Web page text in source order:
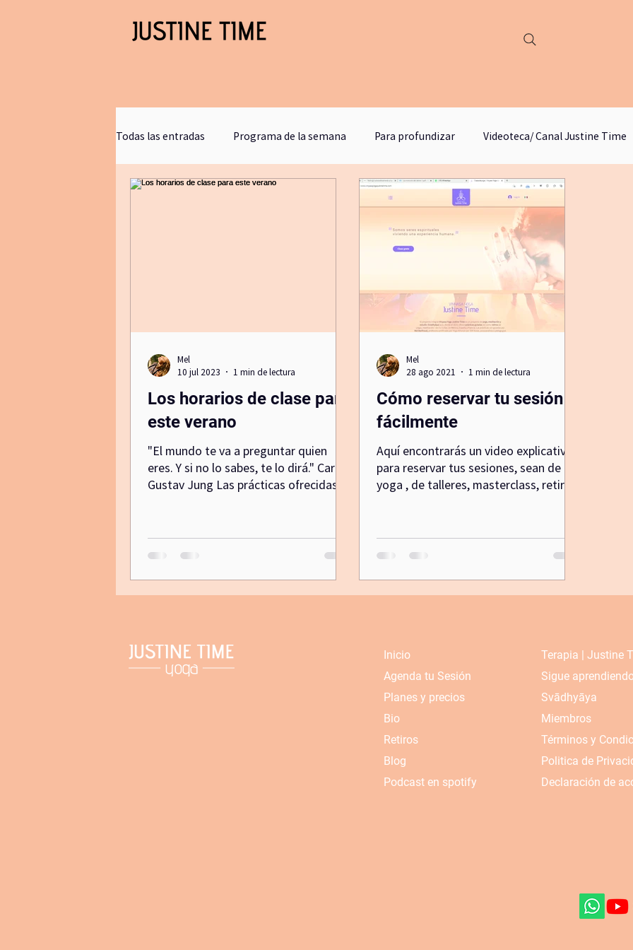
Todas las entradas Programa de la semana Para profundizar Videoteca/ Canal Justine Time
podcast justine time Círculo de lectura y estudios
yogafueradelmat literatura escritura
qigongyyoga comunicación no violenta
Canal de comunicacion no violenta biblioterapia
activacion
Los horarios de clase para
este verano
"El mundo te va a preguntar quien
eres. Y si no lo sabes, te lo dirá." Carl
Gustav Jung Las prácticas ofrecidas se
Mel
10 jul 2023
1 min de lectura
Cómo reservar tu sesión
fácilmente
Aquí encontrarás un video explicativo
para reservar tus sesiones, sean de
yoga , de talleres, masterclass, retiros
Mel
28 ago 2021
1 min de lectura
Inicio
Agenda tu Sesión
Planes y precios
Bio
Retiros
Blog
Podcast en spotify
Terapia | Justine
Sigue
Svādhyāya
Miembros
Términos y
Politica de
Declaración de